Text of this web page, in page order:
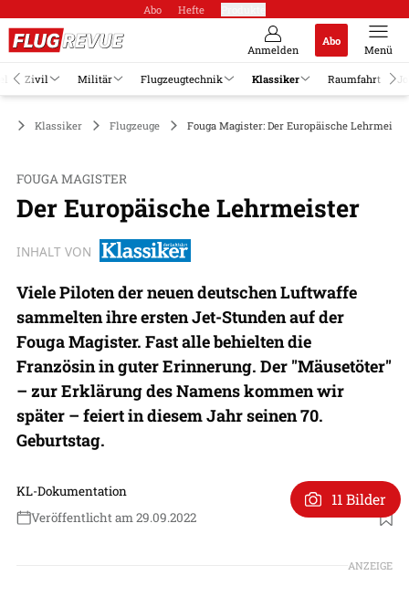
Abo Hefte
Anmelden
Abo
Menü
Zivil Militär Flugzeugtechnik Klassiker Raumfahrt
Klassiker Flugzeuge Fouga Magister: Der Europäische
FOUGA MAGISTER
Der Europäische Lehrmeister
INHALT VON
Viele Piloten der neuen deutschen Luftwaffe
sammelten ihre ersten Jet-Stunden auf der
Fouga Magister. Fast alle behielten die
Französin in guter Erinnerung. Der "Mäusetöter"
– zur Erklärung des Namens kommen wir
später – feiert in diesem Jahr seinen 70.
Geburtstag.
KL-Dokumentation
Veröffentlicht am 29.09.2022
Foto: KL-Dokumentation
11 Bilder
ANZEIGE